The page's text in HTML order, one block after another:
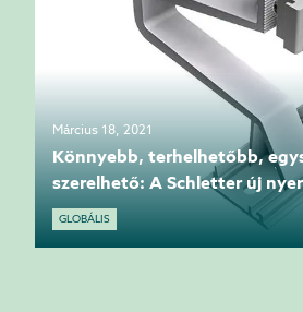
Március 18, 2021
Könnyebb, terhelhetőbb,
szerelhető: A Schletter új
szerelhető rendszere, a
GLOBÁLIS